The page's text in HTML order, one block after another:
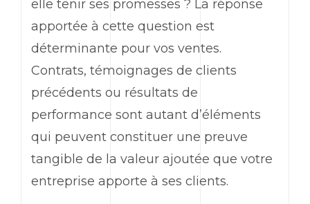
elle tenir ses promesses ? La réponse
apportée à cette question est
déterminante pour vos ventes.
Contrats, témoignages de clients
précédents ou résultats de
performance sont autant d’éléments
qui peuvent constituer une preuve
tangible de la valeur ajoutée que votre
entreprise apporte à ses clients.